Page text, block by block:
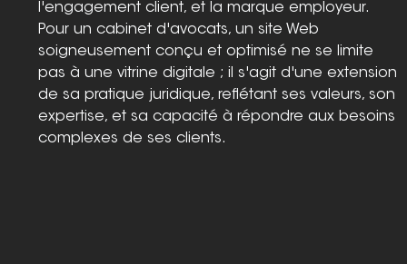
l'engagement client, et la marque employeur.
Pour un cabinet d'avocats, un site Web
soigneusement conçu et optimisé ne se limite
pas à une vitrine digitale ; il s'agit d'une extension
de sa pratique juridique, reflétant ses valeurs, son
expertise, et sa capacité à répondre aux besoins
complexes de ses clients.